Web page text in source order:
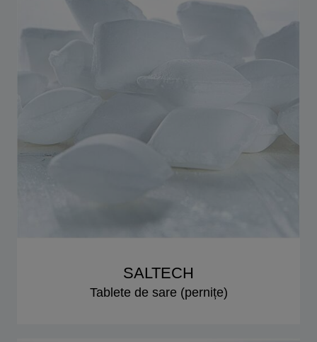
SALTECH
Tablete de sare (pernițe)